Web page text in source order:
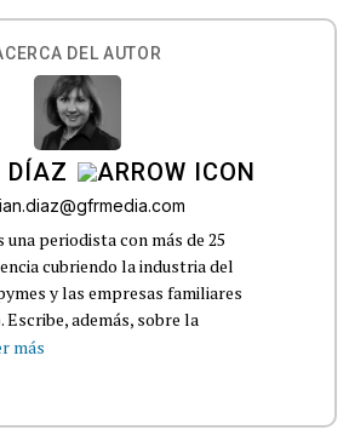
DEL AUTOR
DÍAZ
una periodista con más de 25
cubriendo la industria del
y las empresas familiares
Escribe, además, sobre la
más